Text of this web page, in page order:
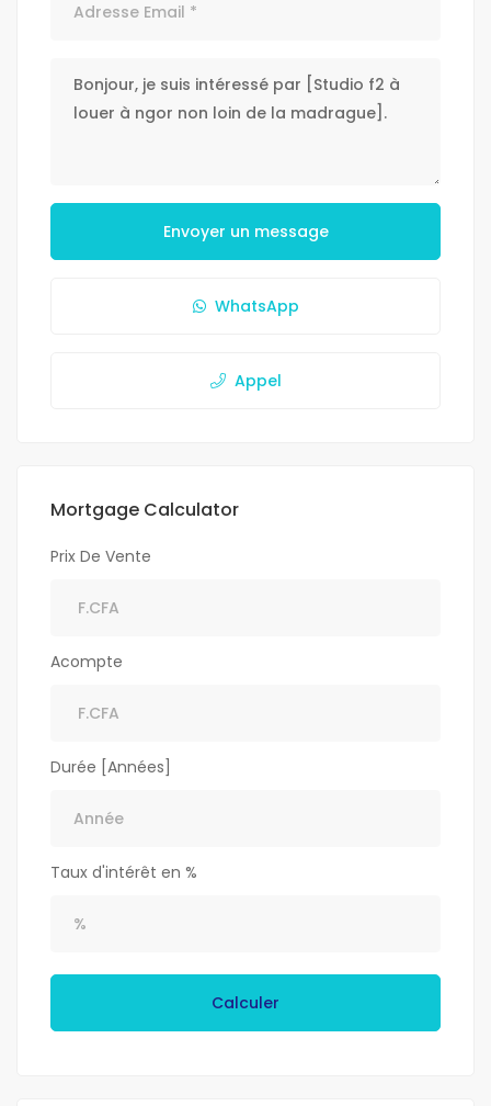
Envoyer un message
WhatsApp
Appel
Mortgage Calculator
Prix De Vente
Acompte
Durée [Années]
Taux d'intérêt en %
Calculer